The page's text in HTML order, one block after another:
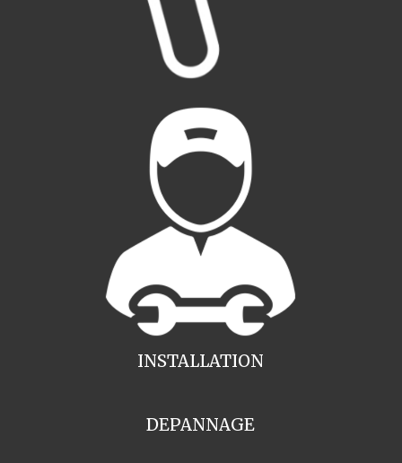
INSTALLATION
DEPANNAGE